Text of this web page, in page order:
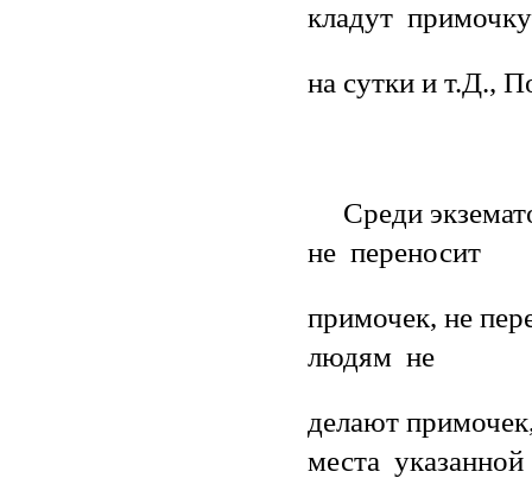
кладут примочку
на сутки и т.Д.,
Среди
не переносит
примочек, не
людям не
делают
места указанной